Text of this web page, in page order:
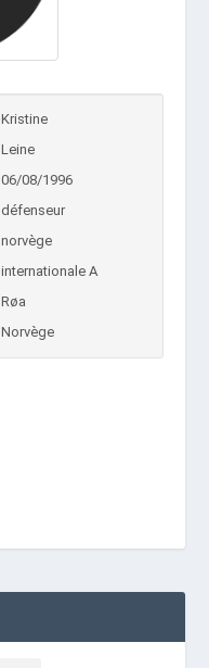
Kristine
Leine
06/08/1996
défenseur
norvège
internationale A
Røa
Norvège